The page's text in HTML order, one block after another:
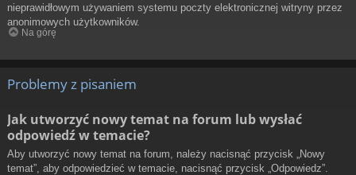
nieprawidłowym używaniem systemu poczty elektronicznej witryny przez
anonimowych użytkowników.
Na górę
Problemy z pisaniem
Jak utworzyć nowy temat na forum lub wysłać
odpowiedź w temacie?
Aby utworzyć nowy temat na forum, należy nacisnąć przycisk „Nowy
temat”, aby odpowiedzieć w temacie, nacisnąć przycisk „Odpowiedz”.